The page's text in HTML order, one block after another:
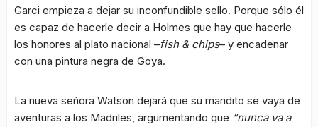
Garci empieza a dejar su inconfundible sello. Porque sólo él
es capaz de hacerle decir a Holmes que hay que hacerle
los honores al plato nacional –fish & chips– y encadenar
con una pintura negra de Goya.
La nueva señora Watson dejará que su maridito se vaya de
aventuras a los Madriles, argumentando que “nunca va a